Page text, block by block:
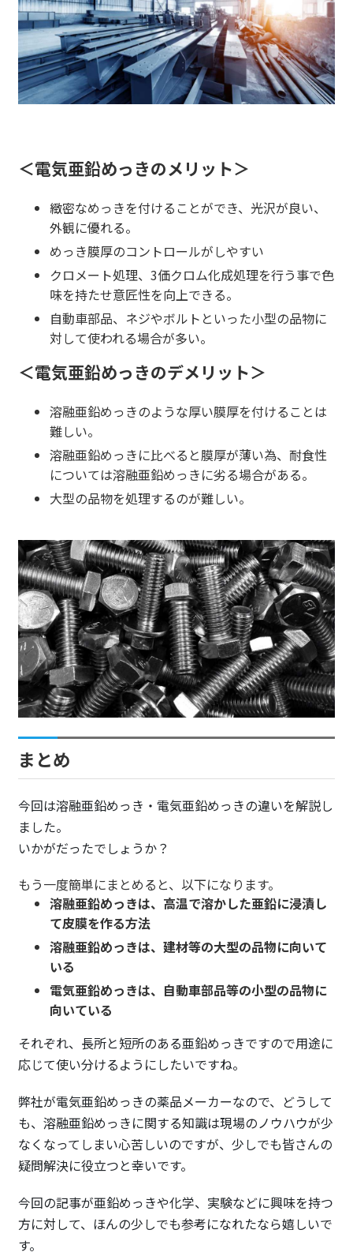
＜電気亜鉛めっきのメリット＞
緻密なめっきを付けることができ、光沢が良い、
外観に優れる。
めっき膜厚のコントロールがしやすい
クロメート処理、3価クロム化成処理を行う事で色
味を持たせ意匠性を向上できる。
自動車部品、ネジやボルトといった小型の品物に
対して使われる場合が多い。
＜電気亜鉛めっきのデメリット＞
溶融亜鉛めっきのような厚い膜厚を付けることは
難しい。
溶融亜鉛めっきに比べると膜厚が薄い為、耐食性
については溶融亜鉛めっきに劣る場合がある。
大型の品物を処理するのが難しい。
まとめ
今回は溶融亜鉛めっき・電気亜鉛めっきの違いを解説し
ました。
いかがだったでしょうか？
もう一度簡単にまとめると、以下になります。
溶融亜鉛めっきは、高温で溶かした亜鉛に浸漬し
て皮膜を作る方法
溶融亜鉛めっきは、建材等の大型の品物に向いて
いる
電気亜鉛めっきは、自動車部品等の小型の品物に
向いている
それぞれ、長所と短所のある亜鉛めっきですので用途に
応じて使い分けるようにしたいですね。
弊社が電気亜鉛めっきの薬品メーカーなので、どうして
も、溶融亜鉛めっきに関する知識は現場のノウハウが少
なくなってしまい心苦しいのですが、少しでも皆さんの
疑問解決に役立つと幸いです。
今回の記事が亜鉛めっきや化学、実験などに興味を持つ
方に対して、ほんの少しでも参考になれたなら嬉しいで
す。